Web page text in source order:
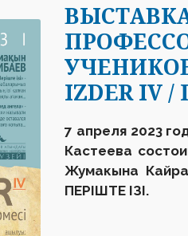
IZDER IV /
7 апреля 2023
Кастеева
Жумакына
ПЕРІШТЕ ІЗІ.